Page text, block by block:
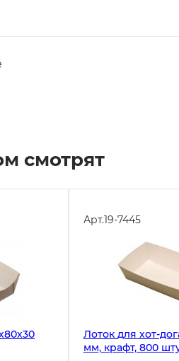
смотрят
Арт.19-7445
Лоток для хот-дога 165х70х40
мм, крафт, 800